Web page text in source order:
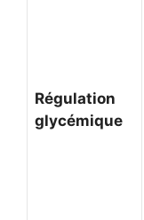
Régulation
glycémique